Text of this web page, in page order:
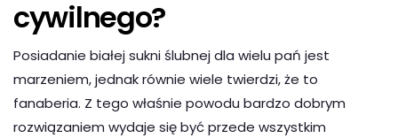
cywilnego?
Posiadanie białej sukni ślubnej dla wielu pań jest
marzeniem, jednak równie wiele twierdzi, że to
fanaberia. Z tego właśnie powodu bardzo dobrym
rozwiązaniem wydaje się być przede wszystkim